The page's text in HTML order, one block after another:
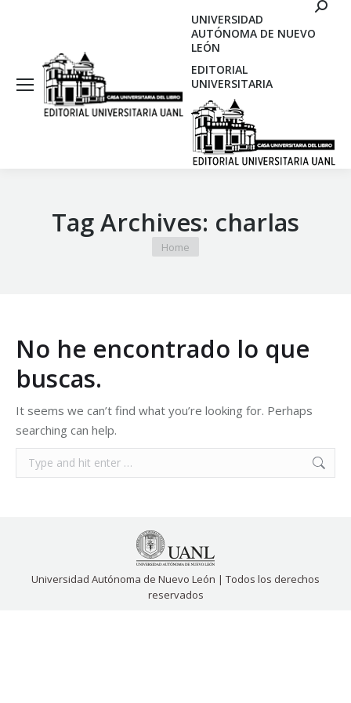
UNIVERSIDAD
AUTÓNOMA DE NUEVO
LEÓN
EDITORIAL
UNIVERSITARIA
Tag Archives: charlas
You are here:
Home
No he encontrado lo que
buscas.
It seems we can’t find what you’re looking for. Perhaps
searching can help.
Search:
Universidad Autónoma de Nuevo León | Todos los derechos
reservados